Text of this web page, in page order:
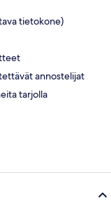
tietokone)
annostelijat
tarjolla